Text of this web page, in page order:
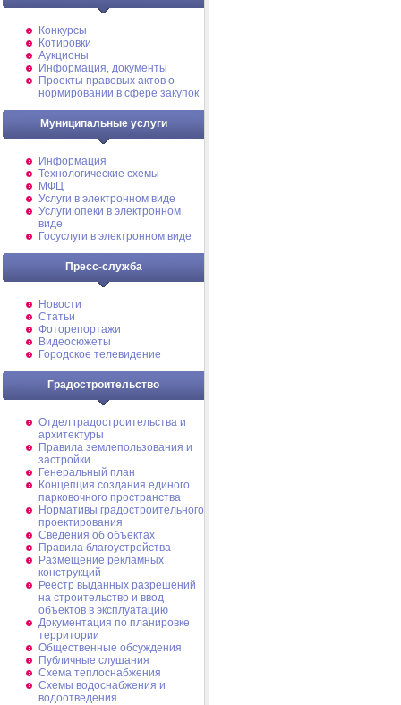
Конкурсы
Котировки
Аукционы
Информация, документы
Проекты правовых актов о
нормировании в сфере закупок
Муниципальные услуги
Информация
Технологические схемы
МФЦ
Услуги в электронном виде
Услуги опеки в электронном
виде
Госуслуги в электронном виде
Пресс-служба
Новости
Статьи
Фоторепортажи
Видеосюжеты
Городское телевидение
Градостроительство
Отдел градостроительства и
архитектуры
Правила землепользования и
застройки
Генеральный план
Концепция создания единого
парковочного пространства
Нормативы градостроительного
проектирования
Сведения об объектах
Правила благоустройства
Размещение рекламных
конструкций
Реестр выданных разрешений
на строительство и ввод
объектов в эксплуатацию
Документация по планировке
территории
Общественные обсуждения
Публичные слушания
Схема теплоснабжения
Схемы водоснабжения и
водоотведения